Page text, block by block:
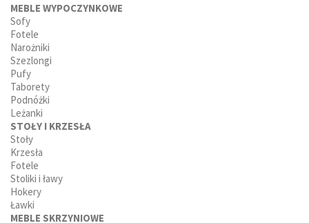
MEBLE WYPOCZYNKOWE
Sofy
Fotele
Narożniki
Szezlongi
Pufy
Taborety
Podnóżki
Leżanki
STOŁY I KRZESŁA
Stoły
Krzesła
Fotele
Stoliki i ławy
Hokery
Ławki
MEBLE SKRZYNIOWE